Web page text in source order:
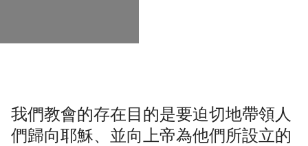
我們教會的存在目的是要迫切地帶領人
們歸向耶穌、並向上帝為他們所設立的